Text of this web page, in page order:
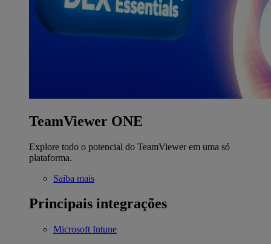
TeamViewer ONE
Explore todo o potencial do TeamViewer em uma só
plataforma.
Saiba mais
Principais integrações
Microsoft Intune